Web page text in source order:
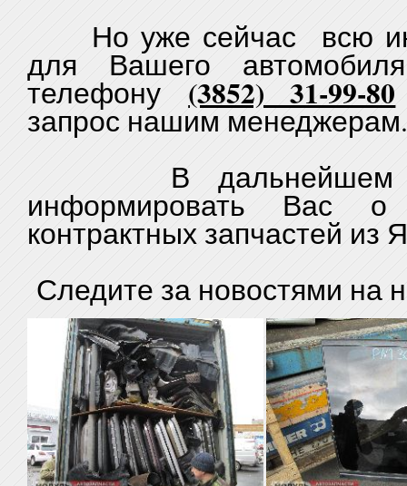
Но уже сейчас всю
для Вашего
телефону (3852) 31-99-80
запрос нашим менеджерам.
В дальнейшем мы
информировать Вас о
контрактных запчастей из
Следите за новостями на